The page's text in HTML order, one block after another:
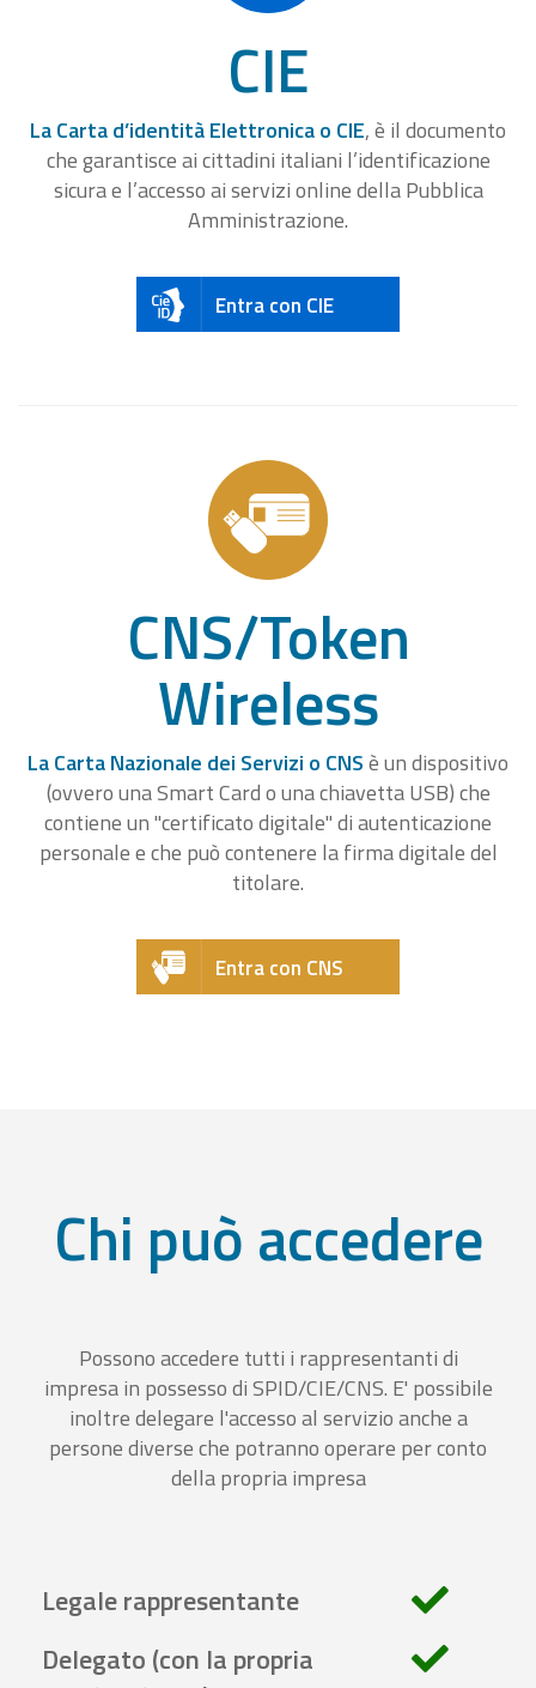
CIE
La Carta d’identità Elettronica o CIE, è il documento
che garantisce ai cittadini italiani l’identificazione
sicura e l’accesso ai servizi online della Pubblica
Amministrazione.
Entra con CIE
CNS/Token
Wireless
La Carta Nazionale dei Servizi o CNSè un dispositivo
(ovvero una Smart Card o una chiavetta USB) che
contiene un "certificato digitale" di autenticazione
personale e che può contenere la firma digitale del
titolare.
Entra con CNS
Chi può accedere
Possono accedere tutti i rappresentanti di
impresa in possesso di SPID/CIE/CNS. E' possibile
inoltre delegare l'accesso al servizio anche a
persone diverse che potranno operare per conto
della propria impresa
Legale rappresentante
Delegato (con la propria